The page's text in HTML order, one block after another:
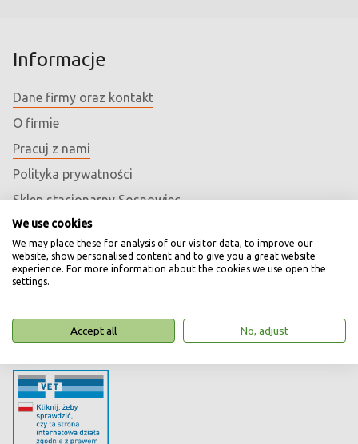
Informacje
Dane firmy oraz kontakt
O firmie
Pracuj z nami
Polityka prywatności
Sklep stacjonarny Sosnowiec
Sklep stacjonarny Dąbrowa Górnicza
Aktualności i komunikaty
Artykuły i porady
Natural Code
We use cookies
We may place these for analysis of our visitor data, to improve our
website, show personalised content and to give you a great website
experience. For more information about the cookies we use open the
settings.
Accept all No, adjust